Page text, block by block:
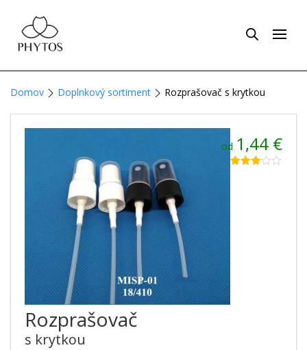
Domov Doplnkový sortiment Rozprašovač s krytkou
Rozprašovač
s krytkou
od 1,44 €